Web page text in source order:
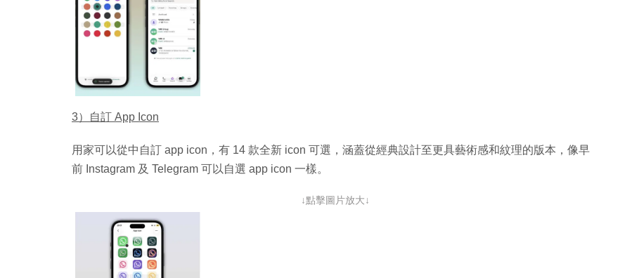
3）自訂 App Icon
用家可以從中自訂 app icon，有 14 款全新 icon 可選，涵蓋從經典設計至更具藝術感和紋理的版本，像早
前 Instagram 及 Telegram 可以自選 app icon 一樣。
↓點擊圖片放大↓